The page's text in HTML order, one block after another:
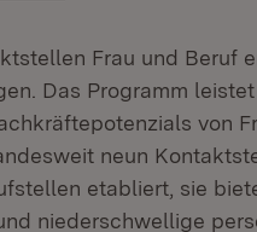
Frau und Beruf
Das Programm
von
neun
etabliert, sie
niederschwellige